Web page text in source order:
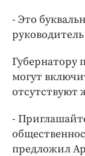
- Это
Губернатору
могут
отсутствуют
-
предложил